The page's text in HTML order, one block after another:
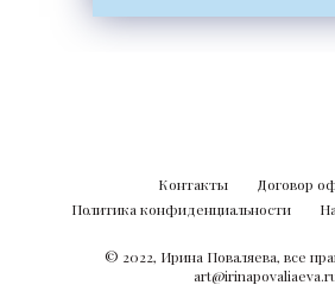
Контакты
Договор
Политика конфиденциальности
© 2022, Ирина Поваляева, все